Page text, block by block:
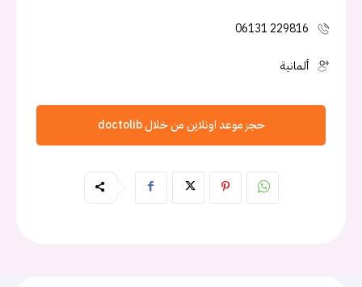
06131 229816
ألمانية
حجز موعد اونلاين من خلال doctolib